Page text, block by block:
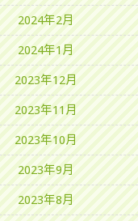
2024年2月
2024年1月
2023年12月
2023年11月
2023年10月
2023年9月
2023年8月